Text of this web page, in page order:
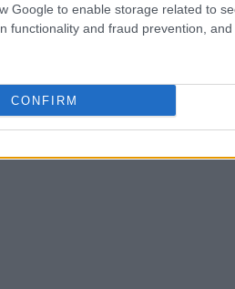
Google to enable storage related to
functionality and fraud prevention, and
CONFIRM